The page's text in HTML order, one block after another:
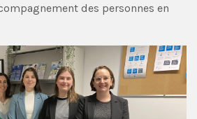
des personnes en